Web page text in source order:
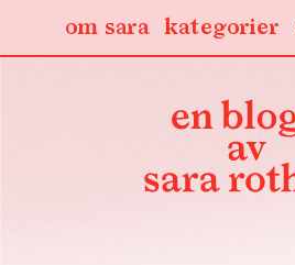
kategorier
om sara